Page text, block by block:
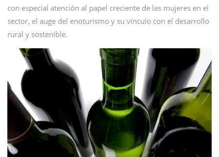
con especial atención al papel creciente de las mujeres en el
sector, el auge del enoturismo y su vínculo con el desarrollo
rural y sostenible.